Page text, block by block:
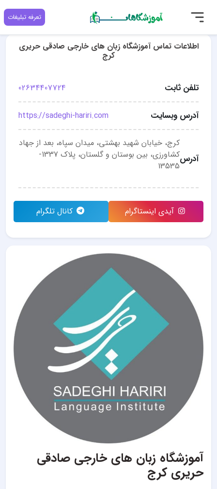
تعرفه تبلیغات
آموزشگاه زبان هاى خارجى صادقى
حريرى کرج
اطلاعات تماس آموزشگاه زبان هاى خارجى صادقى حريرى
کرج
تلفن ثابت 02634407724
آدرس وبسایت https://sadeghi-hariri.com
آدرس
کرج، خیابان شهید بهشتی، میدان سپاه، بعد از جهاد
کشاورزی، بین بوستان و گلستان، پلاک 1337-
13535
آیدی اینستاگرام کانال تلگرام